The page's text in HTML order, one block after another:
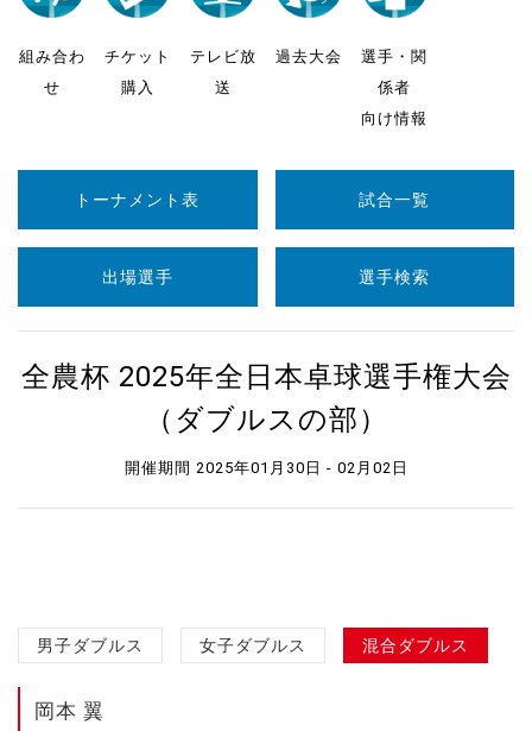
組み合わ
せ
チケット
購入
テレビ放
送
過去大会
選手・関
係者
向け情報
トーナメント表 試合一覧
出場選手 選手検索
全農杯 2025年全日本卓球選手権大会
（ダブルスの部）
開催期間 2025年01月30日 - 02月02日
男子ダブルス 女子ダブルス 混合ダブルス
岡本 翼